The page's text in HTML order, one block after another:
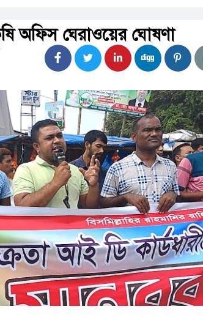
অফিস ঘেরাওয়ের ঘোষণা